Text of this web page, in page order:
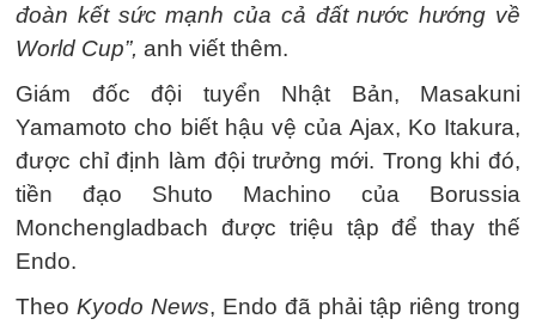
đoàn kết sức mạnh của cả đất nước hướng về
World Cup”, anh viết thêm.
Giám đốc đội tuyển Nhật Bản, Masakuni
Yamamoto cho biết hậu vệ của Ajax, Ko Itakura,
được chỉ định làm đội trưởng mới. Trong khi đó,
tiền đạo Shuto Machino của Borussia
Monchengladbach được triệu tập để thay thế
Endo.
Theo Kyodo News, Endo đã phải tập riêng trong